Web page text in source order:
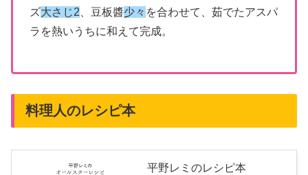
ズ大さじ2 、豆板醬少々 を合わせて、茹でたアスパ
ラを熱いうちに和えて完成。
料理人のレシピ本
平野レミのレシピ本